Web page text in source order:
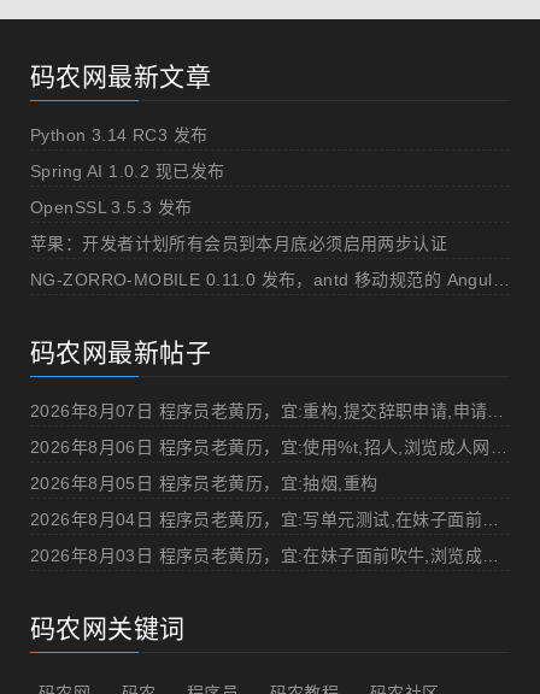
码农网最新文章
Python 3.14 RC3 发布
Spring AI 1.0.2 现已发布
OpenSSL 3.5.3 发布
苹果：开发者计划所有会员到本月底必须启用两步认证
码农网最新帖子
2026年8月05日 程序员老黄历，宜:抽烟,重构
码农网关键词